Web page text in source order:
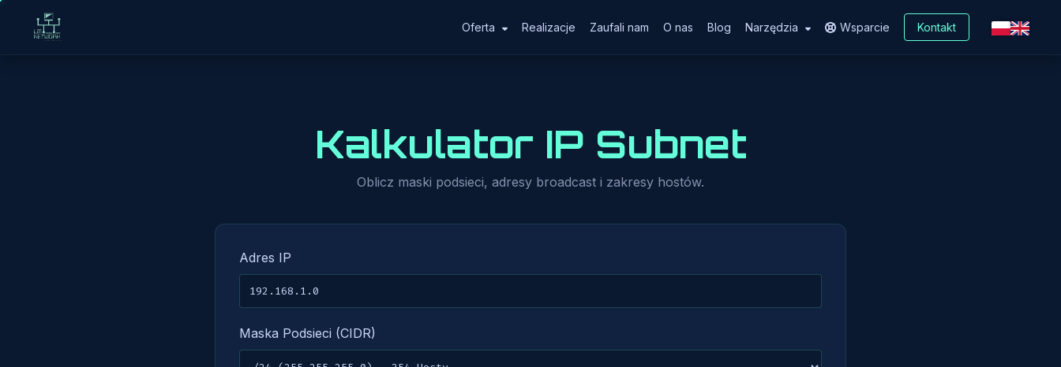
Oferta Realizacje Zaufali nam O nas Blog Narzędzia Wsparcie Kontakt
Kalkulator IP Subnet
Oblicz maski podsieci, adresy broadcast i zakresy hostów.
Adres IP
Maska Podsieci (CIDR)